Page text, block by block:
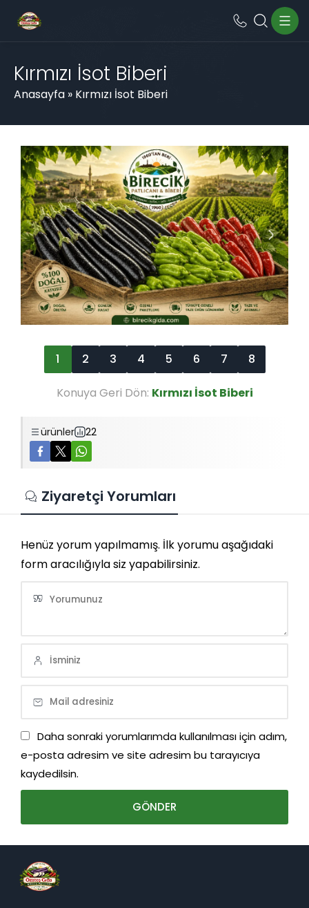
Kırmızı İsot Biberi
Anasayfa » Kırmızı İsot Biberi
1 2 3 4 5 6 7 8
Konuya Geri Dön: Kırmızı İsot Biberi
ürünler 22
Ziyaretçi Yorumları
Henüz yorum yapılmamış. İlk yorumu aşağıdaki
form aracılığıyla siz yapabilirsiniz.
Daha sonraki yorumlarımda kullanılması için adım,
e-posta adresim ve site adresim bu tarayıcıya
kaydedilsin.